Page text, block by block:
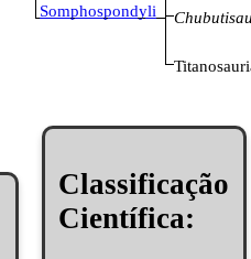
Somphospondyli
Classificação
Científica: